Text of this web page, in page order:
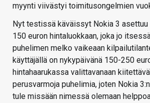
myynti viivästyi toimitusongelmien
Nyt testissä käväissyt Nokia 3 asettuu
150 euron hintaluokkaan, joka jo
puhelimen melko vaikeaan
käyttäjällä on nykypäivänä 150-250
hintahaarukassa valittavanaan
perusvarmoja puhelimia, joten Nokia
tule missään nimessä olemaan